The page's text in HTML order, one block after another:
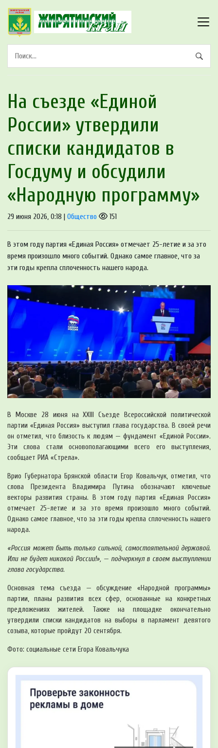
На съезде «Единой
России» утвердили
списки кандидатов в
Госдуму и обсудили
«Народную программу»
29 июня 2026, 0:18 | Общество 151
В этом году партия «Единая Россия» отмечает 25-летие и за это
время произошло много событий. Однако самое главное, что за
эти годы крепла сплоченность нашего народа.
В Москве 28 июня на XXIII Съезде Всероссийской политической
партии «Единая Россия» выступил глава государства. В своей речи
он отметил, что близость к людям — фундамент «Единой России».
Эти слова стали основополагающими всего его выступления,
сообщает РИА «Стрела».
Врио Губернатора Брянской области Егор Ковальчук, отметил, что
слова Президента Владимира Путина обозначают ключевые
векторы развития страны. В этом году партия «Единая Россия»
отмечает 25-летие и за это время произошло много событий.
Однако самое главное, что за эти годы крепла сплоченность нашего
народа.
«Россия может быть только сильной, самостоятельной державой.
Или не будет никакой России!», — подчеркнул в своем выступлении
глава государства.
Основная тема съезда — обсуждение «Народной программы»
партии, планы развития всех сфер, основанные на конкретных
предложениях жителей. Также на площадке окончательно
утвердили списки кандидатов на выборы в парламент девятого
созыва, которые пройдут 20 сентября.
Фото: социальные сети Егора Ковальчука